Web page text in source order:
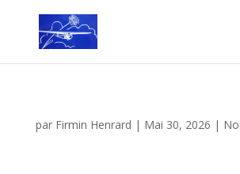
par Firmin Henrard | Mai 30, 2026 |